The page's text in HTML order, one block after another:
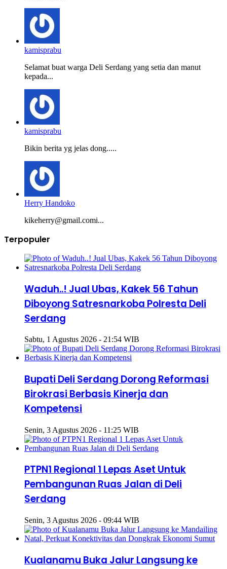
kamisprabu
Selamat buat warga Deli Serdang yang setia dan manut
kepada...
kamisprabu
Bikin berita yg jelas dong.....
Herry Handoko
kikeherry@gmail.comi...
Terpopuler
Waduh..! Jual Ubas, Kakek 56 Tahun
Diboyong Satresnarkoba Polresta Deli
Serdang
Sabtu, 1 Agustus 2026 - 21:54 WIB
Bupati Deli Serdang Dorong Reformasi
Birokrasi Berbasis Kinerja dan
Kompetensi
Senin, 3 Agustus 2026 - 11:25 WIB
PTPN1 Regional 1 Lepas Aset Untuk
Pembangunan Ruas Jalan di Deli
Serdang
Senin, 3 Agustus 2026 - 09:44 WIB
Kualanamu Buka Jalur Langsung ke